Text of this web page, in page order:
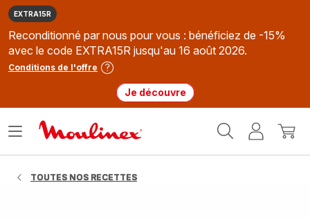
EXTRA15R
Reconditionné par nous pour vous : bénéficiez de -15%
avec le code EXTRA15R jusqu'au 16 août 2026.
Conditions de l'offre
Je découvre
MonMon
Ouvrir
TOUTES NOS RECETTES